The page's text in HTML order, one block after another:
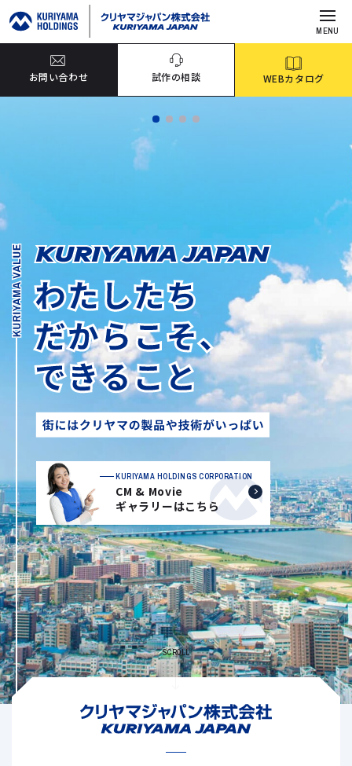
MENU
お問い合わせ 試作の相談 WEBカタログ
KURIYAMA HOLDINGS CORPORATION
CM & Movie
ギャラリーはこちら
J:COMアリーナ下関 撮影者：建築写
SCROLL